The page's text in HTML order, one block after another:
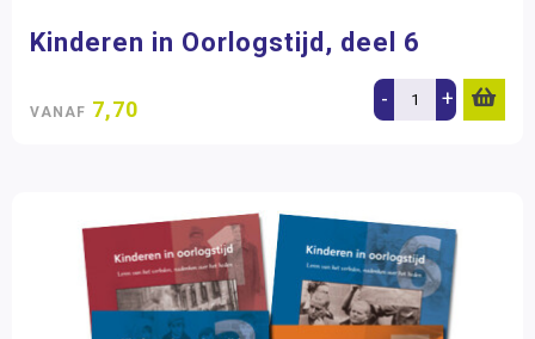
Kinderen in Oorlogstijd, deel 6
VANAF 7,70 - +